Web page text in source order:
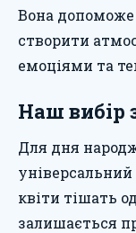
Вона допоможе
створити
емоціями та
Наш вибір
Для дня
універсальний
квіти тішать
залишається